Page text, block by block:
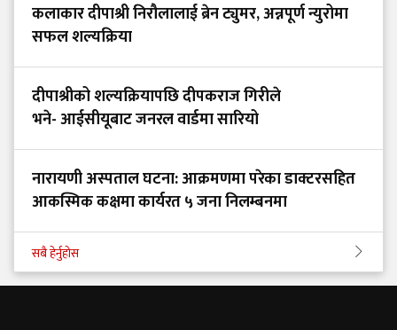
कलाकार दीपाश्री निरौलालाई ब्रेन ट्युमर, अन्नपूर्ण न्युरोमा
सफल शल्यक्रिया
दीपाश्रीको शल्यक्रियापछि दीपकराज गिरीले
भने- आईसीयूबाट जनरल वार्डमा सारियो
नारायणी अस्पताल घटना: आक्रमणमा परेका डाक्टरसहित
आकस्मिक कक्षमा कार्यरत ५ जना निलम्बनमा
सबै हेर्नुहोस